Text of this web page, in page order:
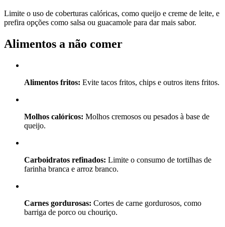
Limite o uso de coberturas calóricas, como queijo e creme de leite, e
prefira opções como salsa ou guacamole para dar mais sabor.
Alimentos a não comer
Alimentos fritos: Evite tacos fritos, chips e outros itens fritos.
Molhos calóricos: Molhos cremosos ou pesados à base de
queijo.
Carboidratos refinados: Limite o consumo de tortilhas de
farinha branca e arroz branco.
Carnes gordurosas: Cortes de carne gordurosos, como
barriga de porco ou chouriço.